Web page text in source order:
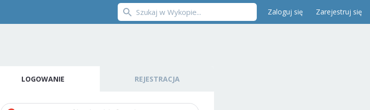
Zaloguj się Zarejestruj się
LOGOWANIE REJESTRACJA